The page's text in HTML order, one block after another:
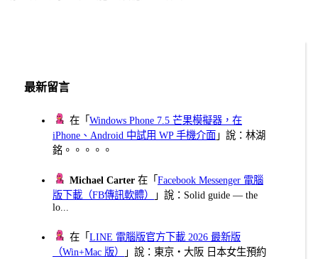
最新留言
在「Windows Phone 7.5 芒果模擬器，在
iPhone、Android 中試用 WP 手機介面 」說：林湖
銘。。。。。
Michael Carter 在「Facebook Messenger 電腦
版下載（FB傳訊軟體）
」說：Solid guide — the
lo...
在「LINE 電腦版官方下載 2026 最新版
（Win+Mac 版）
」說：東京・大阪 日本女生預約